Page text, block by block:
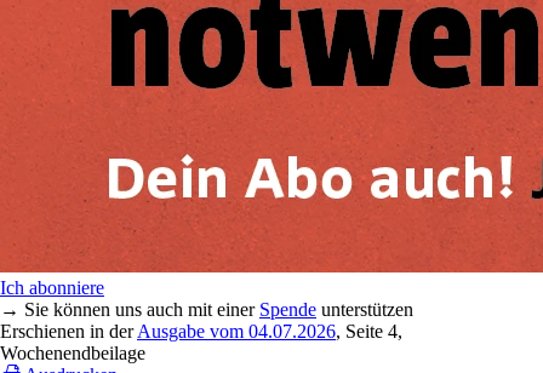
Ich abonniere
→ Sie können uns auch mit einer Spende unterstützen
Erschienen in derAusgabe vom 04.07.2026, Seite 4,
Wochenendbeilage